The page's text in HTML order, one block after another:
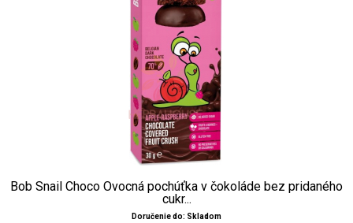
Bob Snail Choco Ovocná pochúťka v čokoláde bez pridaného
cukr...
Doručenie do: Skladom